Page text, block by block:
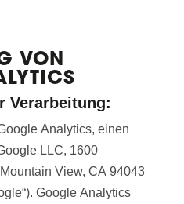
VON
Verarbeitung:
Analytics, einen
LLC, 1600
View, CA 94043
Google Analytics